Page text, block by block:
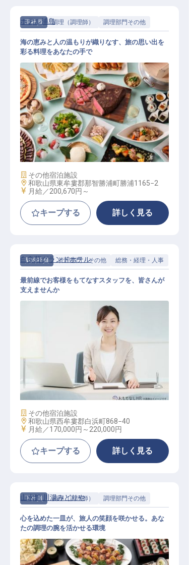
正社員 調理（調理師） 調理部門その他
調理
ホテル浦島
海の恵みと人の温もりが織りなす、旅の思い出を
彩る料理をあなたの手で
施設業態
その他宿泊施設
勤務地
和歌山県東牟婁郡那智勝浦町勝浦1165−2
給与
月給／200,670円～
キープする 詳しく見る
契約社員 管理部門・その他 総務・経理・人事
一般事務（経理・総務）
白良荘グランドホテル
最前線でお客様をもてなすスタッフを、皆さんが
支えませんか
施設業態
その他宿泊施設
勤務地
和歌山県西牟婁郡白浜町868−40
給与
月給／170,000円～ 220,000円
キープする 詳しく見る
正社員 調理（調理師） 調理部門その他
山水館 川湯みどりや
心を込めた一皿が、旅人の笑顔を咲かせる。あな
たの調理の腕を活かせる環境